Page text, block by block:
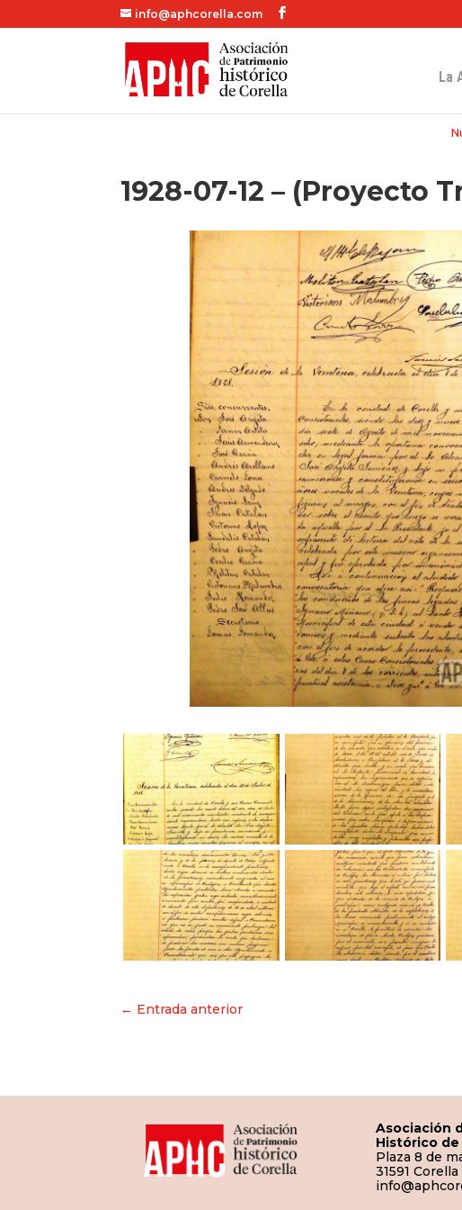
info@aphcorella.com
La
1928-07-12 – (Proyecto
Navegación
← Entrada anterior
Asociación
Histórico de
Plaza 8 de
31591